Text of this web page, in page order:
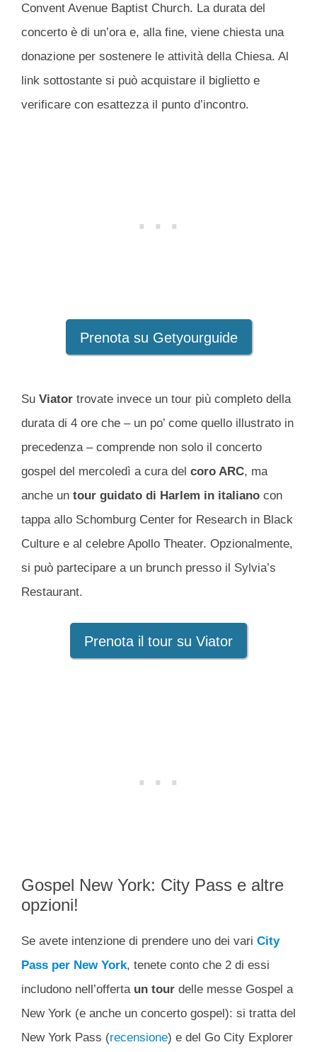
Convent Avenue Baptist Church. La durata del
concerto è di un’ora e, alla fine, viene chiesta una
donazione per sostenere le attività della Chiesa. Al
link sottostante si può acquistare il biglietto e
verificare con esattezza il punto d’incontro.
Prenota su Getyourguide
Su Viator trovate invece un tour più completo della
durata di 4 ore che – un po’ come quello illustrato in
precedenza – comprende non solo il concerto
gospel del mercoledì a cura del coro ARC, ma
anche un tour guidato di Harlem in italiano con
tappa allo Schomburg Center for Research in Black
Culture e al celebre Apollo Theater. Opzionalmente,
si può partecipare a un brunch presso il Sylvia’s
Restaurant.
Prenota il tour su Viator
Gospel New York: City Pass e altre
opzioni!
Se avete intenzione di prendere uno dei vari City
Pass per New York, tenete conto che 2 di essi
includono nell’offerta un tour delle messe Gospel a
New York (e anche un concerto gospel): si tratta del
New York Pass (recensione) e del Go City Explorer